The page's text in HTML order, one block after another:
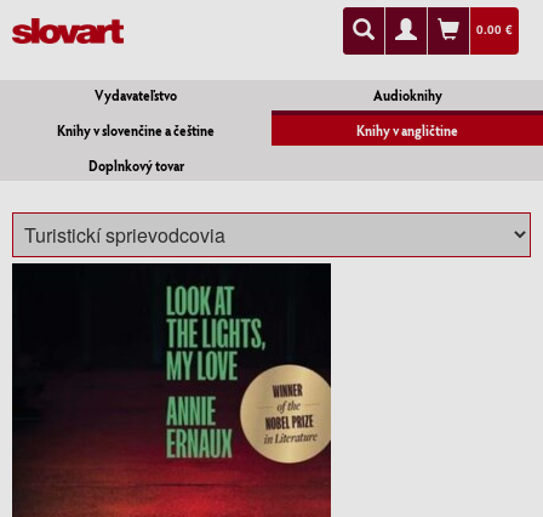
0.00 €
Vydavateľstvo
Audioknihy
Knihy v slovenčine a češtine
Knihy v angličtine
Doplnkový tovar